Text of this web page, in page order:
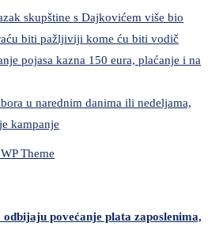
skupštine s Dajkovićem više bio
biti pažljiviji kome ću biti vodič
pojasa kazna 150 eura, plaćanje i na
u narednim danima ili nedeljama,
kampanje
povećanje plata zaposlenima,